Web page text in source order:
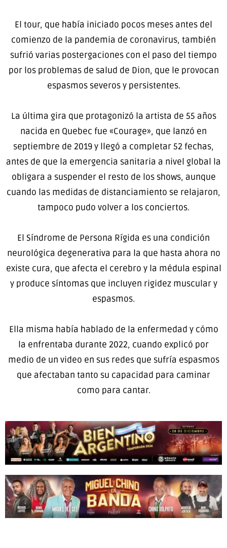
El tour, que había iniciado pocos meses antes del
comienzo de la pandemia de coronavirus, también
sufrió varias postergaciones con el paso del tiempo
por los problemas de salud de Dion, que le provocan
espasmos severos y persistentes.
La última gira que protagonizó la artista de 55 años
nacida en Quebec fue «Courage», que lanzó en
septiembre de 2019 y llegó a completar 52 fechas,
antes de que la emergencia sanitaria a nivel global la
obligara a suspender el resto de los shows, aunque
cuando las medidas de distanciamiento se relajaron,
tampoco pudo volver a los conciertos.
El Síndrome de Persona Rígida es una condición
neurológica degenerativa para la que hasta ahora no
existe cura, que afecta el cerebro y la médula espinal
y produce síntomas que incluyen rigidez muscular y
espasmos.
Ella misma había hablado de la enfermedad y cómo
la enfrentaba durante 2022, cuando explicó por
medio de un video en sus redes que sufría espasmos
que afectaban tanto su capacidad para caminar
como para cantar.